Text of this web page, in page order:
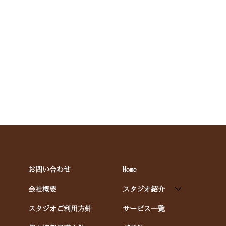
お問い合わせ
会社概要
スタジオご利用方針
Home
スタジオ紹介
サービス一覧